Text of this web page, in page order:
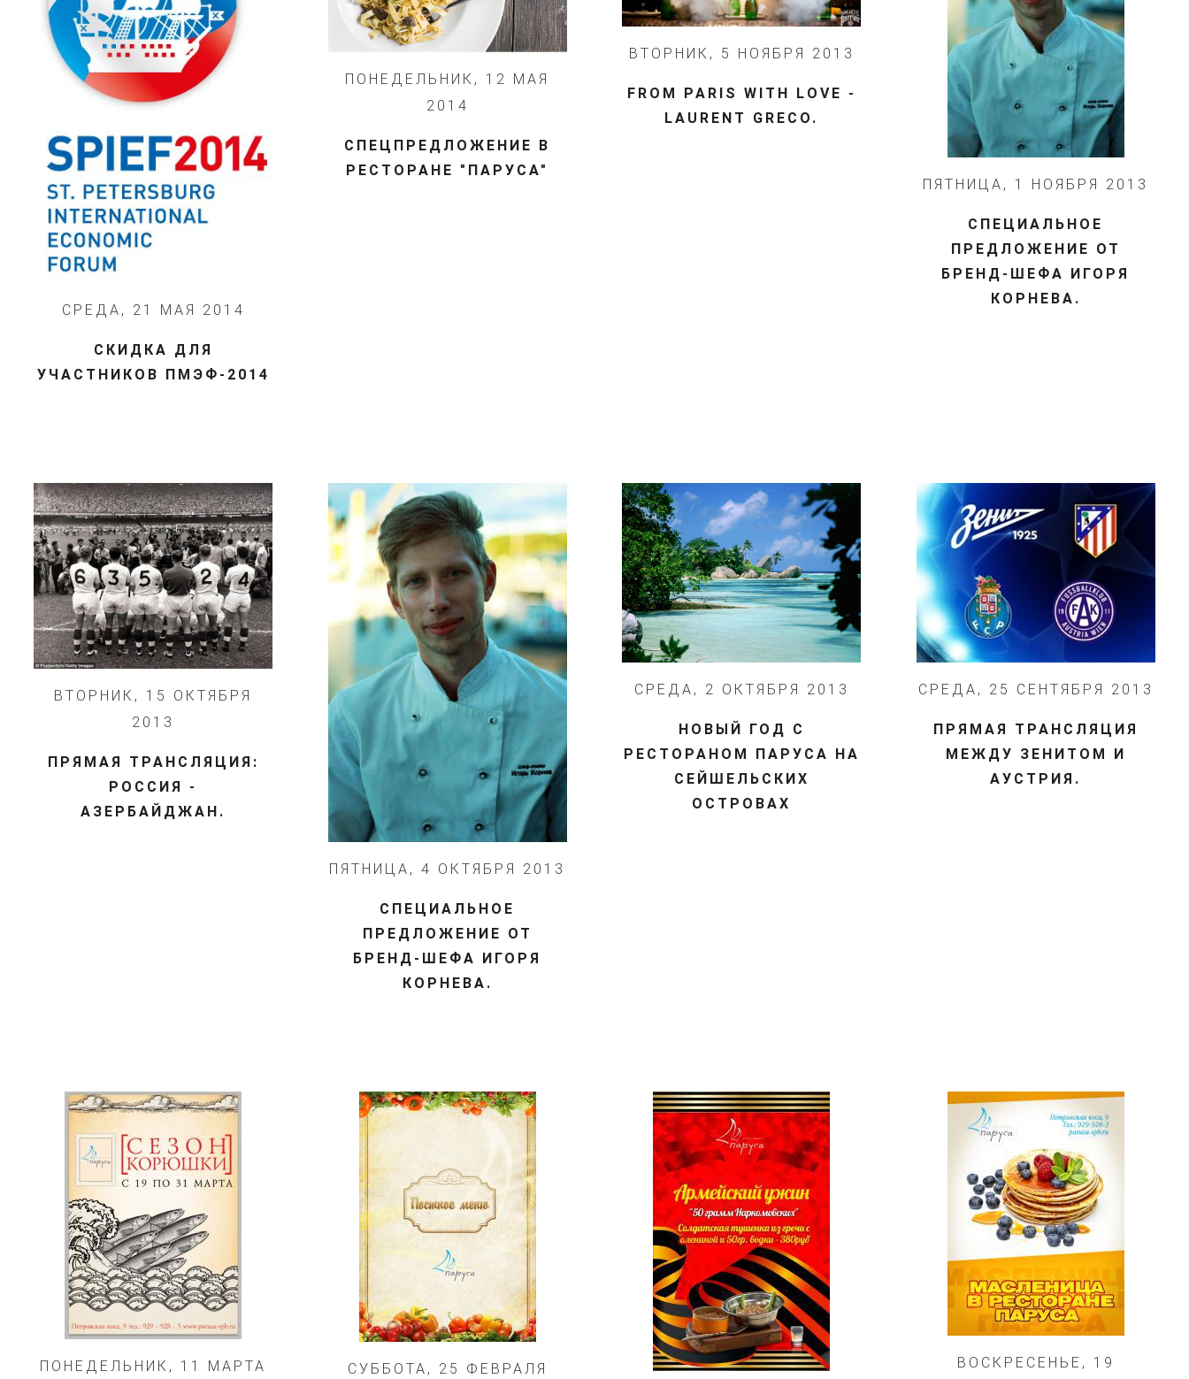
СРЕДА, 21 МАЯ 2014
СКИДКА ДЛЯ
УЧАСТНИКОВ ПМЭФ-2014
ПОНЕДЕЛЬНИК, 12 МАЯ
2014
СПЕЦПРЕДЛОЖЕНИЕ В
РЕСТОРАНЕ "ПАРУСА"
ВТОРНИК, 5 НОЯБРЯ 2013
​FROM PARIS WITH LOVE -
LAURENT GRECO.
ПЯТНИЦА, 1 НОЯБРЯ 2013
СПЕЦИАЛЬНОЕ
ПРЕДЛОЖЕНИЕ ОТ
БРЕНД-ШЕФА ИГОРЯ
КОРНЕВА.
ВТОРНИК, 15 ОКТЯБРЯ
2013
ПРЯМАЯ ТРАНСЛЯЦИЯ:
РОССИЯ -
АЗЕРБАЙДЖАН.
ПЯТНИЦА, 4 ОКТЯБРЯ 2013
СПЕЦИАЛЬНОЕ
ПРЕДЛОЖЕНИЕ ОТ
БРЕНД-ШЕФА ИГОРЯ
КОРНЕВА.
СРЕДА, 2 ОКТЯБРЯ 2013
​НОВЫЙ ГОД С
РЕСТОРАНОМ ПАРУСА НА
СЕЙШЕЛЬСКИХ
ОСТРОВАХ
СРЕДА, 25 СЕНТЯБРЯ 2013
ПРЯМАЯ ТРАНСЛЯЦИЯ
МЕЖДУ ЗЕНИТОМ И
АУСТРИЯ.
ПОНЕДЕЛЬНИК, 11 МАРТА
СУББОТА, 25 ФЕВРАЛЯ
ВОСКРЕСЕНЬЕ, 19